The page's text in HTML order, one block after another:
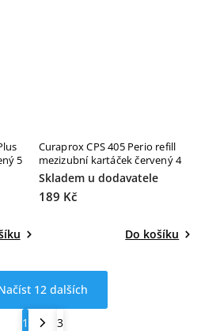
5
Curaprox CPS 405 Perio refill
mezizubní kartáček červený 4
ks
Skladem u dodavatele
189 Kč
Do košíku
12 dalších
1
3